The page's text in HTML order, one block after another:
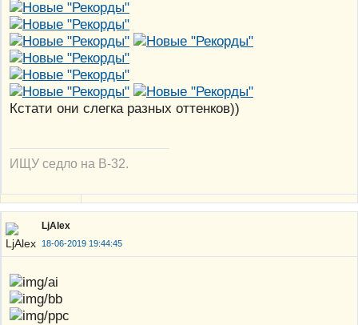
Кстати они слегка разных оттенков))
ИЩУ седло на В-32.
LjAlex
18-06-2019 19:44:45